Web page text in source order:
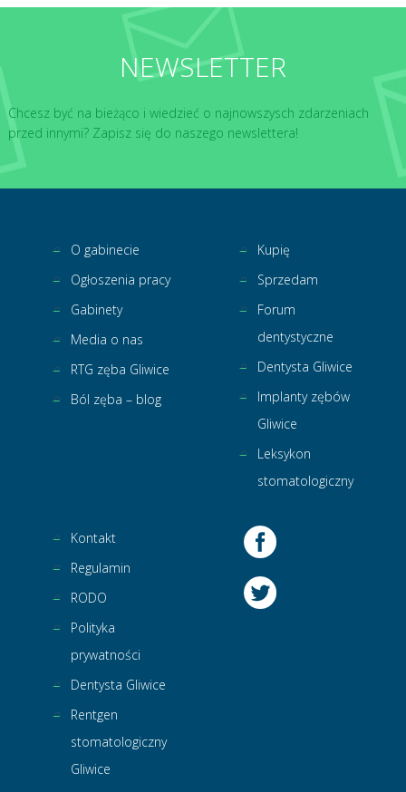
NEWSLETTER
Chcesz być na bieżąco i wiedzieć o najnowszysch zdarzeniach
przed innymi? Zapisz się do naszego newslettera!
O gabinecie
Ogłoszenia pracy
Gabinety
Media o nas
RTG zęba Gliwice
Ból zęba – blog
Kupię
Sprzedam
Forum
dentystyczne
Dentysta Gliwice
Implanty zębów
Gliwice
Leksykon
stomatologiczny
Kontakt
Regulamin
RODO
Polityka
prywatności
Dentysta Gliwice
Rentgen
stomatologiczny
Gliwice